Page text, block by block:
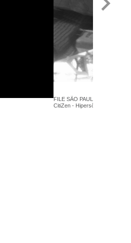
FILE SÃO PAULO 2017 -
CitiZen - Hipersônica